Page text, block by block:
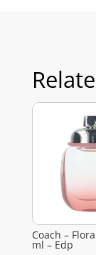
Coach –
ml – Edp